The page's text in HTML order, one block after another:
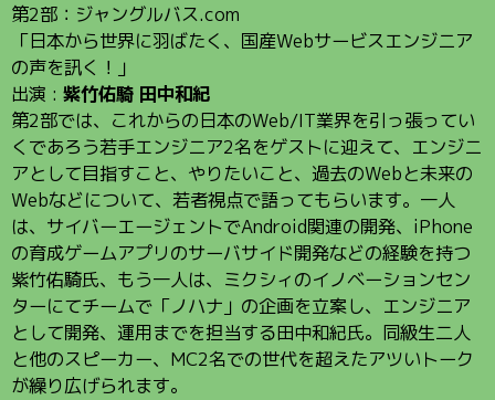
第2部：ジャングルバス.com
「日本から世界に羽ばたく、国産Webサービスエンジニア
の声を訊く！」
出演 : 紫竹佑騎 田中和紀
第2部では、これからの日本のWeb/IT業界を引っ張ってい
くであろう若手エンジニア2名をゲストに迎えて、エンジニ
アとして目指すこと、やりたいこと、過去のWebと未来の
Webなどについて、若者視点で語ってもらいます。一人
は、サイバーエージェントでAndroid関連の開発、iPhone
の育成ゲームアプリのサーバサイド開発などの経験を持つ
紫竹佑騎氏、もう一人は、ミクシィのイノベーションセン
ターにてチームで「ノハナ」の企画を立案し、エンジニア
として開発、運用までを担当する田中和紀氏。同級生二人
と他のスピーカー、MC2名での世代を超えたアツいトーク
が繰り広げられます。